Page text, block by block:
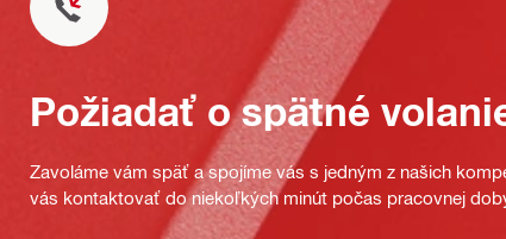
Požiadať o spätné
Zavoláme vám späť a spojíme vás s jedným z našich
vás kontaktovať do niekoľkých minút počas pracovnej